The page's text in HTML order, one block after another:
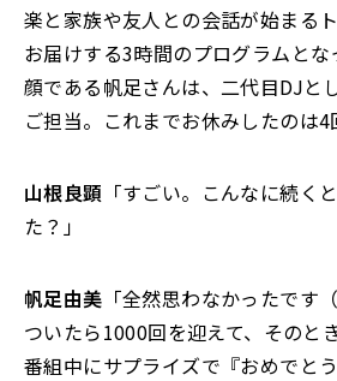
楽と家族や友人との会話が始まる
お届けする3時間のプログラムとな
顔である帆足さんは、二代目DJと
ご担当。これまでお休みしたのは4
山根良顕 「すごい。こんなに続く
た？」
帆足由美 「全然思わなかったです
ついたら1000回を迎えて、そのと
番組中にサプライズで『おめでと